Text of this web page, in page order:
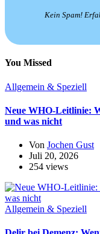
Kein Spam!
You Missed
Allgemein & Speziell
Neue WHO-Leitlinie:
und was nicht
Von Jochen Gust
Juli 20, 2026
254 views
Allgemein & Speziell